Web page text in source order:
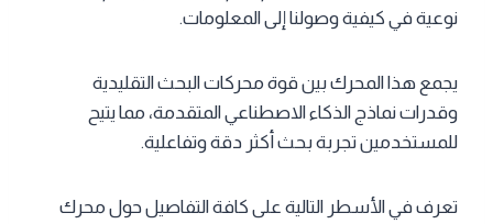
نوعية في كيفية وصولنا إلى المعلومات.
يجمع هذا المحرك بين قوة محركات البحث التقليدية
وقدرات نماذج الذكاء الاصطناعي المتقدمة، مما يتيح
للمستخدمين تجربة بحث أكثر دقة وتفاعلية.
تعرف في الأسطر التالية على كافة التفاصيل حول محرك